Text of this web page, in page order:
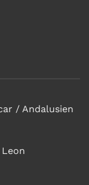
/ Andalusien